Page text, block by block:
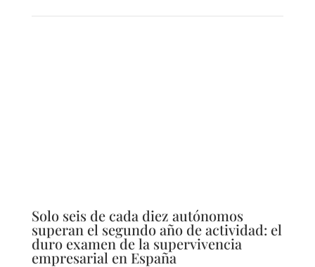
Solo seis de cada diez autónomos
superan el segundo año de actividad: el
duro examen de la supervivencia
empresarial en España